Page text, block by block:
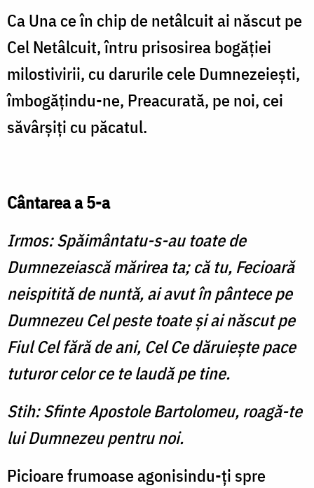
Ca Una ce în chip de netâlcuit ai născut pe
Cel Netâlcuit, întru prisosirea bogăţiei
milostivirii, cu darurile cele Dumnezeieşti,
îmbogăţindu-ne, Preacurată, pe noi, cei
săvârşiţi cu păcatul.
Cântarea a 5-a
Irmos: Spăimântatu-s-au toate de
Dumnezeiască mărirea ta; că tu, Fecioară
neispitită de nuntă, ai avut în pântece pe
Dumnezeu Cel peste toate şi ai născut pe
Fiul Cel fără de ani, Cel Ce dăruieşte pace
tuturor celor ce te laudă pe tine.
Stih: Sfinte Apostole Bartolomeu, roagă-te
lui Dumnezeu pentru noi.
Picioare frumoase agonisindu-ţi spre